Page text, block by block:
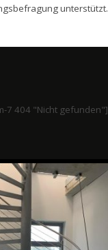
unterstützt.
7 404 "Nicht gefunden"]